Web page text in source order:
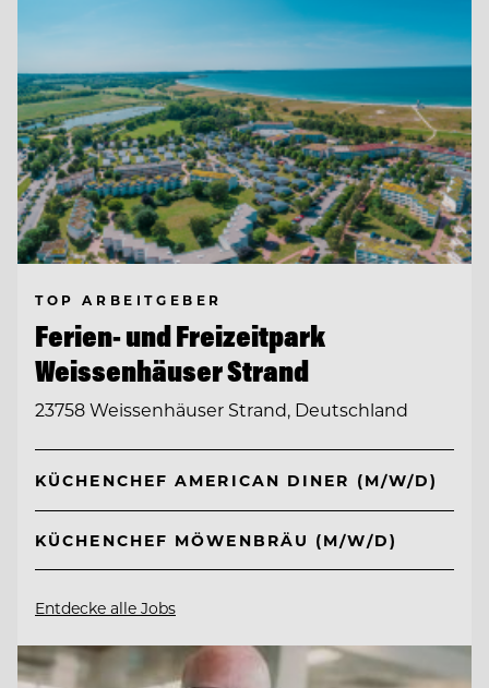
TOP ARBEITGEBER
Ferien- und Freizeitpark
Weissenhäuser Strand
23758 Weissenhäuser Strand, Deutschland
KÜCHENCHEF AMERICAN DINER (M/W/D)
KÜCHENCHEF MÖWENBRÄU (M/W/D)
Entdecke alle Jobs